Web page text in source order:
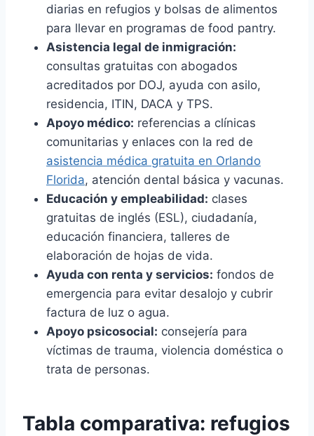
diarias en refugios y bolsas de alimentos
para llevar en programas de food pantry.
Asistencia legal de inmigración:
consultas gratuitas con abogados
acreditados por DOJ, ayuda con asilo,
residencia, ITIN, DACA y TPS.
Apoyo médico: referencias a clínicas
comunitarias y enlaces con la red de
asistencia médica gratuita en Orlando
Florida, atención dental básica y vacunas.
Educación y empleabilidad: clases
gratuitas de inglés (ESL), ciudadanía,
educación financiera, talleres de
elaboración de hojas de vida.
Ayuda con renta y servicios: fondos de
emergencia para evitar desalojo y cubrir
factura de luz o agua.
Apoyo psicosocial: consejería para
víctimas de trauma, violencia doméstica o
trata de personas.
Tabla comparativa: refugios